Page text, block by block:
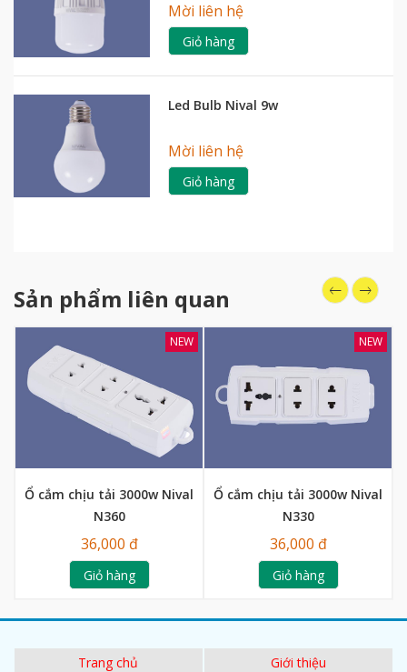
Mời liên hệ
Giỏ hàng
Led Bulb Nival 9w
Mời liên hệ
Giỏ hàng
Sản phẩm liên quan
NEW
Ổ cắm chịu tải 3000w Nival
N360
36,000 đ
Giỏ hàng
NEW
Ổ cắm chịu tải 3000w Nival
N330
36,000 đ
Giỏ hàng
Trang chủ
Giới thiệu